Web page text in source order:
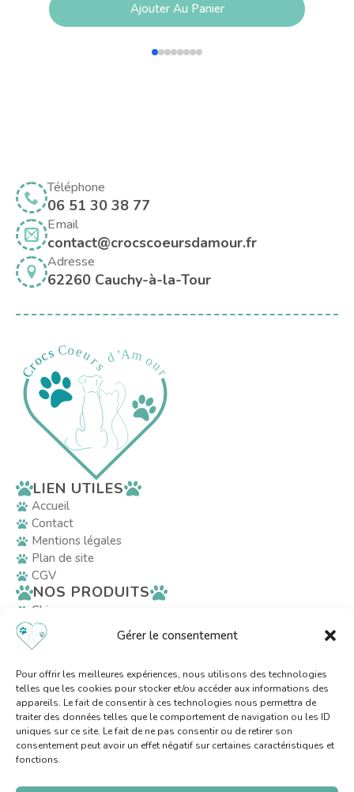
Gérer le consentement
Pour offrir les meilleures expériences, nous utilisons des technologies
telles que les cookies pour stocker et/ou accéder aux informations des
appareils. Le fait de consentir à ces technologies nous permettra de
traiter des données telles que le comportement de navigation ou les ID
uniques sur ce site. Le fait de ne pas consentir ou de retirer son
consentement peut avoir un effet négatif sur certaines caractéristiques et
fonctions.
Ajouter Au Panier
Téléphone
06 51 30 38 77
Email
contact@crocscoeursdamour.fr
Adresse
62260 Cauchy-à-la-Tour
LIEN UTILES
Accueil
Contact
Mentions légales
Plan de site
CGV
NOS PRODUITS
Chiens
Chats
Décoration
AVEC LE SOUTIEN